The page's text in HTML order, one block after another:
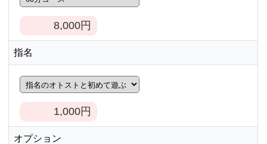
8,000円
指名
1,000円
オプション